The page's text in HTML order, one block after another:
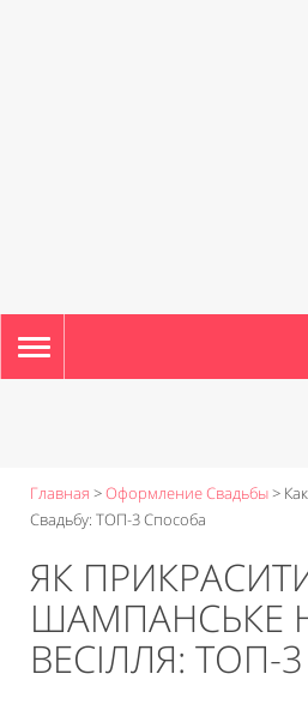
TOGGLE
NAVIGATION
Главная >Оформление Свадьбы>
Свадьбу: ТОП-3 Способа
ЯК
ШАМПАНСЬКЕ
ВЕСІЛЛЯ: